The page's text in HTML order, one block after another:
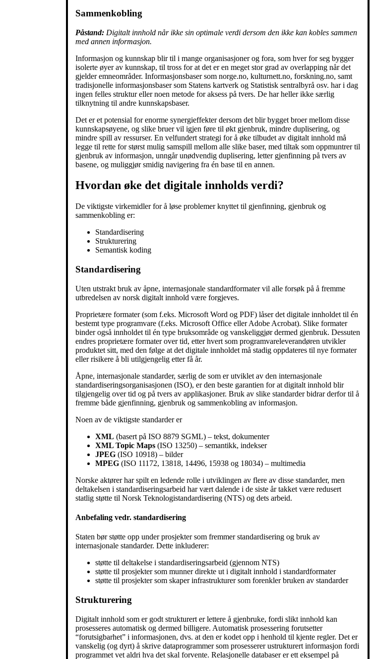
Sammenkobling
Påstand: Digitalt innhold når ikke sin optimale verdi dersom den ikke kan kobles sammen
med annen informasjon.
Informasjon og kunnskap blir til i mange organisasjoner og fora, som hver for seg bygger
isolerte øyer av kunnskap, til tross for at det er en meget stor grad av overlapping når det
gjelder emneområder. Informasjonsbaser som norge.no, kulturnett.no, forskning.no, samt
tradisjonelle informasjonsbaser som Statens kartverk og Statistisk sentralbyrå osv. har i dag
ingen felles struktur eller noen metode for aksess på tvers. De har heller ikke særlig
tilknytning til andre kunnskapsbaser.
Det er et potensial for enorme synergieffekter dersom det blir bygget broer mellom disse
kunn­skaps­øyene, og slike bruer vil igjen føre til økt gjenbruk, mindre duplisering, og
mindre spill av ressurser. En velfundert strategi for å øke tilbudet av digitalt innhold må
legge til rette for størst mulig samspill mellom alle slike baser, med tiltak som oppmuntrer til
gjenbruk av informasjon, unngår unødvendig duplisering, letter gjenfinning på tvers av
basene, og muliggjør smidig navigering fra én base til en annen.
Hvordan øke det digitale innholds verdi?
De viktigste virkemidler for å løse problemer knyttet til gjenfinning, gjenbruk og
sammenkobling er:
Standardisering
Strukturering
Semantisk koding
Standardisering
Uten utstrakt bruk av åpne, internasjonale standardformater vil alle forsøk på å fremme
utbredelsen av norsk digitalt innhold være forgjeves.
Proprietære formater (som f.eks. Microsoft Word og PDF) låser det digitale innholdet til én
bestemt type programvare (f.eks. Microsoft Office eller Adobe Acrobat). Slike formater
binder også innholdet til én type bruksområde og vanskeliggjør dermed gjenbruk. Dessuten
endres proprietære formater over tid, etter hvert som programvareleverandøren utvikler
produktet sitt, med den følge at det digitale innholdet må stadig oppdateres til nye formater
eller risikere å bli utilgjengelig etter få år.
Åpne, internasjonale standarder, særlig de som er utviklet av den internasjonale
standardiserings­organisasjonen (ISO), er den beste garantien for at digitalt innhold blir
tilgjengelig over tid og på tvers av applikasjoner. Bruk av slike standarder bidrar derfor til å
fremme både gjenfinning, gjenbruk og sammenkobling av informasjon.
Noen av de viktigste standarder er
XML (basert på ISO 8879 SGML) – tekst, dokumenter
XML Topic Maps (ISO 13250) – semantikk, indekser
JPEG (ISO 10918) – bilder
MPEG (ISO 11172, 13818, 14496, 15938 og 18034) – multimedia
Norske aktører har spilt en ledende rolle i utviklingen av flere av disse standarder, men
deltakelsen i standardiseringsarbeid har vært dalende i de siste år takket være redusert
statlig støtte til Norsk Teknologistandardisering (NTS) og dets arbeid.
Anbefaling vedr. standardisering
Staten bør støtte opp under prosjekter som fremmer standardisering og bruk av
internasjonale standarder. Dette inkluderer:
støtte til deltakelse i standardiseringsarbeid (gjennom NTS)
støtte til prosjekter som munner direkte ut i digitalt innhold i standardformater
støtte til prosjekter som skaper infrastrukturer som forenkler bruken av standarder
Strukturering
Digitalt innhold som er godt strukturert er lettere å gjenbruke, fordi slikt innhold kan
prosesseres automatisk og dermed billigere. Automatisk prosessering forutsetter
“forutsigbarhet” i informasjonen, dvs. at den er kodet opp i henhold til kjente regler. Det er
vanskelig (og dyrt) å skrive dataprogrammer som prosesserer ustrukturert informasjon fordi
programmet vet aldri hva det skal forvente. Relasjonelle databaser er ett eksempel på